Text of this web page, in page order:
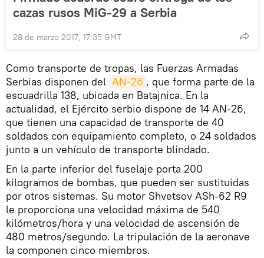
cazas rusos MiG-29 a Serbia
28 de marzo 2017, 17:35 GMT
Como transporte de tropas, las Fuerzas Armadas
Serbias disponen del AN-26 , que forma parte de la
escuadrilla 138, ubicada en Batajnica. En la
actualidad, el Ejército serbio dispone de 14 AN-26,
que tienen una capacidad de transporte de 40
soldados con equipamiento completo, o 24 soldados
junto a un vehículo de transporte blindado.
En la parte inferior del fuselaje porta 200
kilogramos de bombas, que pueden ser sustituidas
por otros sistemas. Su motor Shvetsov ASh-62 R9
le proporciona una velocidad máxima de 540
kilómetros/hora y una velocidad de ascensión de
480 metros/segundo. La tripulación de la aeronave
la componen cinco miembros.